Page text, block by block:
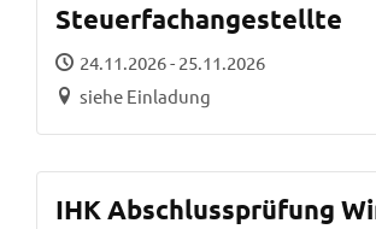
Steuerfachangestellte
24.11.2026 - 25.11.2026
siehe Einladung
IHK Abschlussprüfung